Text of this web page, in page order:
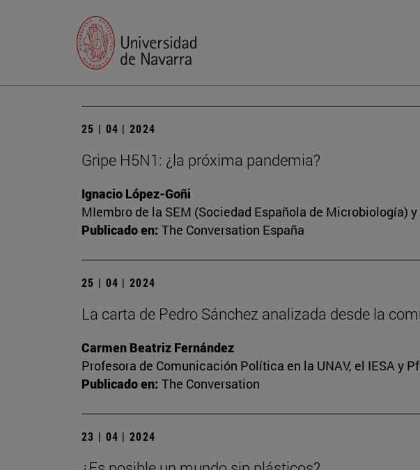
25 | 04 | 2024
Gripe H5N1: ¿la próxima pandemia?
Ignacio López-Goñi
MIembro de la SEM (Sociedad Española de Microbiología)
Publicado en: The Conversation España
25 | 04 | 2024
La carta de Pedro Sánchez analizada desde la
Carmen Beatriz Fernández
Profesora de Comunicación Política en la UNAV, el IESA y
Publicado en: The Conversation
23 | 04 | 2024